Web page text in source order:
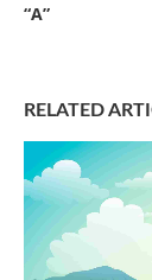
“A”
RELATED